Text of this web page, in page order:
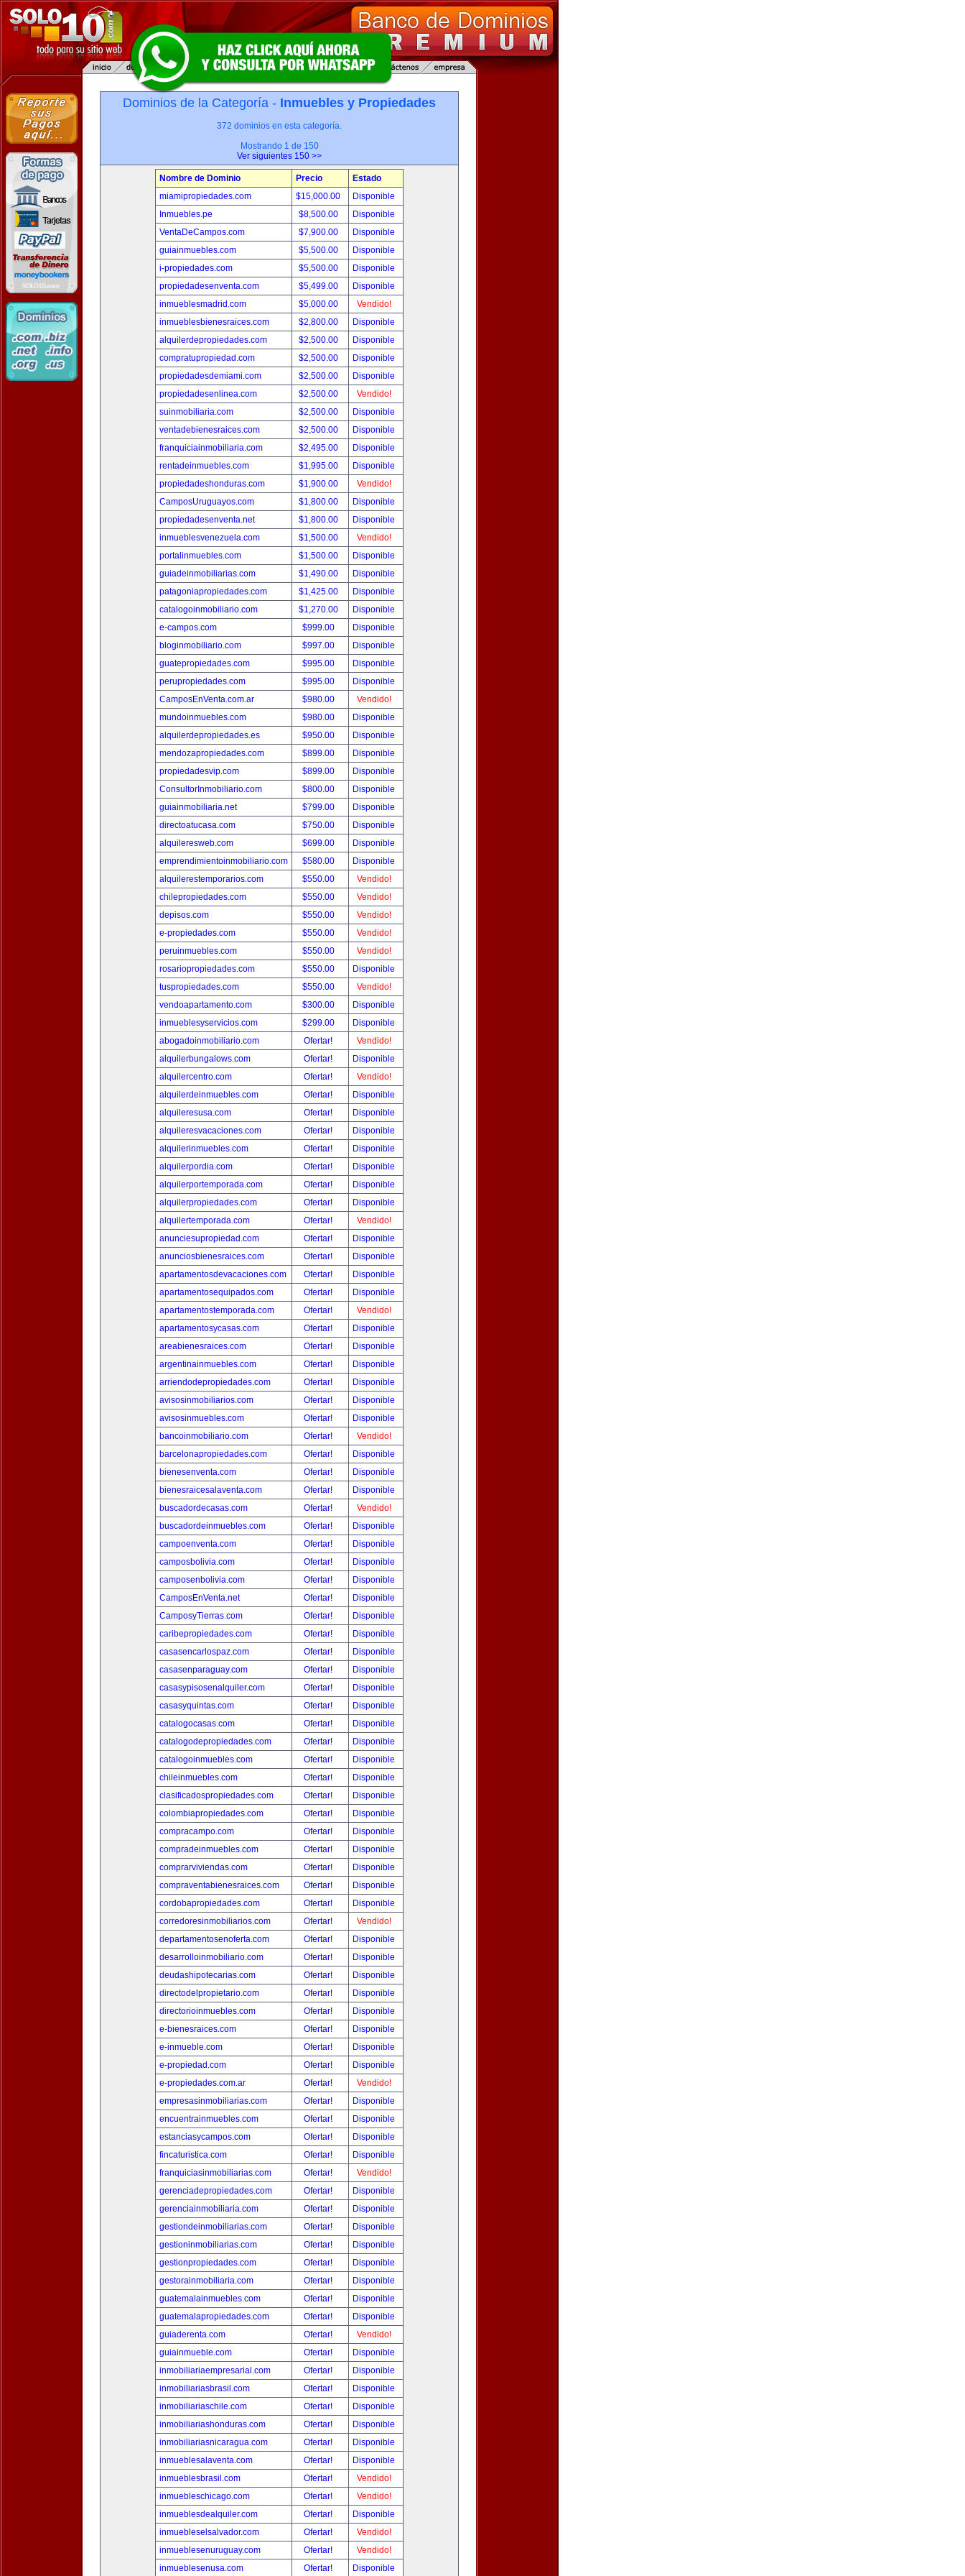
Dominios de la Categoría - Inmuebles y Propiedades
372 dominios en esta categoría.
Mostrando 1 de 150
Ver siguientes 150 >>
Nombre de Dominio Precio
Estado
miamipropiedades.com
$15,000.00
Disponible
Inmuebles.pe
$8,500.00
Disponible
VentaDeCampos.com
$7,900.00
Disponible
guiainmuebles.com
$5,500.00
Disponible
i-propiedades.com
$5,500.00
Disponible
propiedadesenventa.com
$5,499.00
Disponible
inmueblesmadrid.com
$5,000.00
Vendido!
inmueblesbienesraices.com
$2,800.00
Disponible
alquilerdepropiedades.com
$2,500.00
Disponible
compratupropiedad.com
$2,500.00
Disponible
propiedadesdemiami.com
$2,500.00
Disponible
propiedadesenlinea.com
$2,500.00
Vendido!
suinmobiliaria.com
$2,500.00
Disponible
ventadebienesraices.com
$2,500.00
Disponible
franquiciainmobiliaria.com
$2,495.00
Disponible
rentadeinmuebles.com
$1,995.00
Disponible
propiedadeshonduras.com
$1,900.00
Vendido!
CamposUruguayos.com
$1,800.00
Disponible
propiedadesenventa.net
$1,800.00
Disponible
inmueblesvenezuela.com
$1,500.00
Vendido!
portalinmuebles.com
$1,500.00
Disponible
guiadeinmobiliarias.com
$1,490.00
Disponible
patagoniapropiedades.com
$1,425.00
Disponible
catalogoinmobiliario.com
$1,270.00
Disponible
e-campos.com
$999.00
Disponible
bloginmobiliario.com
$997.00
Disponible
guatepropiedades.com
$995.00
Disponible
perupropiedades.com
$995.00
Disponible
CamposEnVenta.com.ar
$980.00
Vendido!
mundoinmuebles.com
$980.00
Disponible
alquilerdepropiedades.es
$950.00
Disponible
mendozapropiedades.com
$899.00
Disponible
propiedadesvip.com
$899.00
Disponible
ConsultorInmobiliario.com
$800.00
Disponible
guiainmobiliaria.net
$799.00
Disponible
directoatucasa.com
$750.00
Disponible
alquileresweb.com
$699.00
Disponible
emprendimientoinmobiliario.com
$580.00
Disponible
alquilerestemporarios.com
$550.00
Vendido!
chilepropiedades.com
$550.00
Vendido!
depisos.com
$550.00
Vendido!
e-propiedades.com
$550.00
Vendido!
peruinmuebles.com
$550.00
Vendido!
rosariopropiedades.com
$550.00
Disponible
tuspropiedades.com
$550.00
Vendido!
vendoapartamento.com
$300.00
Disponible
inmueblesyservicios.com
$299.00
Disponible
abogadoinmobiliario.com
Ofertar!
Vendido!
alquilerbungalows.com
Ofertar!
Disponible
alquilercentro.com
Ofertar!
Vendido!
alquilerdeinmuebles.com
Ofertar!
Disponible
alquileresusa.com
Ofertar!
Disponible
alquileresvacaciones.com
Ofertar!
Disponible
alquilerinmuebles.com
Ofertar!
Disponible
alquilerpordia.com
Ofertar!
Disponible
alquilerportemporada.com
Ofertar!
Disponible
alquilerpropiedades.com
Ofertar!
Disponible
alquilertemporada.com
Ofertar!
Vendido!
anunciesupropiedad.com
Ofertar!
Disponible
anunciosbienesraices.com
Ofertar!
Disponible
apartamentosdevacaciones.com
Ofertar!
Disponible
apartamentosequipados.com
Ofertar!
Disponible
apartamentostemporada.com
Ofertar!
Vendido!
apartamentosycasas.com
Ofertar!
Disponible
areabienesraices.com
Ofertar!
Disponible
argentinainmuebles.com
Ofertar!
Disponible
arriendodepropiedades.com
Ofertar!
Disponible
avisosinmobiliarios.com
Ofertar!
Disponible
avisosinmuebles.com
Ofertar!
Disponible
bancoinmobiliario.com
Ofertar!
Vendido!
barcelonapropiedades.com
Ofertar!
Disponible
bienesenventa.com
Ofertar!
Disponible
bienesraicesalaventa.com
Ofertar!
Disponible
buscadordecasas.com
Ofertar!
Vendido!
buscadordeinmuebles.com
Ofertar!
Disponible
campoenventa.com
Ofertar!
Disponible
camposbolivia.com
Ofertar!
Disponible
camposenbolivia.com
Ofertar!
Disponible
CamposEnVenta.net
Ofertar!
Disponible
CamposyTierras.com
Ofertar!
Disponible
caribepropiedades.com
Ofertar!
Disponible
casasencarlospaz.com
Ofertar!
Disponible
casasenparaguay.com
Ofertar!
Disponible
casasypisosenalquiler.com
Ofertar!
Disponible
casasyquintas.com
Ofertar!
Disponible
catalogocasas.com
Ofertar!
Disponible
catalogodepropiedades.com
Ofertar!
Disponible
catalogoinmuebles.com
Ofertar!
Disponible
chileinmuebles.com
Ofertar!
Disponible
clasificadospropiedades.com
Ofertar!
Disponible
colombiapropiedades.com
Ofertar!
Disponible
compracampo.com
Ofertar!
Disponible
compradeinmuebles.com
Ofertar!
Disponible
comprarviviendas.com
Ofertar!
Disponible
compraventabienesraices.com
Ofertar!
Disponible
cordobapropiedades.com
Ofertar!
Disponible
corredoresinmobiliarios.com
Ofertar!
Vendido!
departamentosenoferta.com
Ofertar!
Disponible
desarrolloinmobiliario.com
Ofertar!
Disponible
deudashipotecarias.com
Ofertar!
Disponible
directodelpropietario.com
Ofertar!
Disponible
directorioinmuebles.com
Ofertar!
Disponible
e-bienesraices.com
Ofertar!
Disponible
e-inmueble.com
Ofertar!
Disponible
e-propiedad.com
Ofertar!
Disponible
e-propiedades.com.ar
Ofertar!
Vendido!
empresasinmobiliarias.com
Ofertar!
Disponible
encuentrainmuebles.com
Ofertar!
Disponible
estanciasycampos.com
Ofertar!
Disponible
fincaturistica.com
Ofertar!
Disponible
franquiciasinmobiliarias.com
Ofertar!
Vendido!
gerenciadepropiedades.com
Ofertar!
Disponible
gerenciainmobiliaria.com
Ofertar!
Disponible
gestiondeinmobiliarias.com
Ofertar!
Disponible
gestioninmobiliarias.com
Ofertar!
Disponible
gestionpropiedades.com
Ofertar!
Disponible
gestorainmobiliaria.com
Ofertar!
Disponible
guatemalainmuebles.com
Ofertar!
Disponible
guatemalapropiedades.com
Ofertar!
Disponible
guiaderenta.com
Ofertar!
Vendido!
guiainmueble.com
Ofertar!
Disponible
inmobiliariaempresarial.com
Ofertar!
Disponible
inmobiliariasbrasil.com
Ofertar!
Disponible
inmobiliariaschile.com
Ofertar!
Disponible
inmobiliariashonduras.com
Ofertar!
Disponible
inmobiliariasnicaragua.com
Ofertar!
Disponible
inmueblesalaventa.com
Ofertar!
Disponible
inmueblesbrasil.com
Ofertar!
Vendido!
inmuebleschicago.com
Ofertar!
Vendido!
inmueblesdealquiler.com
Ofertar!
Disponible
inmuebleselsalvador.com
Ofertar!
Vendido!
inmueblesenuruguay.com
Ofertar!
Vendido!
inmueblesenusa.com
Ofertar! Disponible